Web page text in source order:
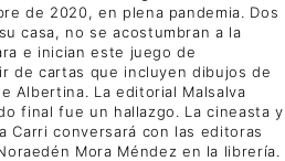
de 2020, en plena pandemia. Dos
casa, no se acostumbran a la
e inician este juego de
de cartas que incluyen dibujos de
Albertina. La editorial Malsalva
final fue un hallazgo. La cineasta y
Carri conversará con las editoras
Mora Méndez en la librería.